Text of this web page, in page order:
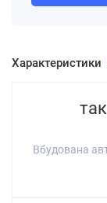
Характеристики
так
Вбудована